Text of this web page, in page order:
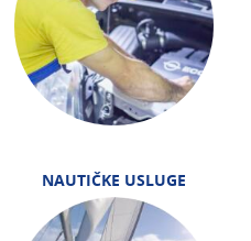
NAUTIČKE USLUGE